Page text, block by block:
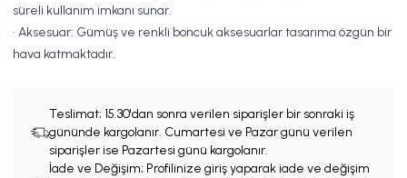
süreli kullanım imkanı sunar.
• Aksesuar: Gümüş ve renkli boncuk aksesuarlar tasarıma özgün bir
hava katmaktadır.
Teslimat; 15.30'dan sonra verilen siparişler bir sonraki iş
gününde kargolanır. Cumartesi ve Pazar günü verilen
siparişler ise Pazartesi günü kargolanır.
İade ve Değişim; Profilinize giriş yaparak iade ve değişim